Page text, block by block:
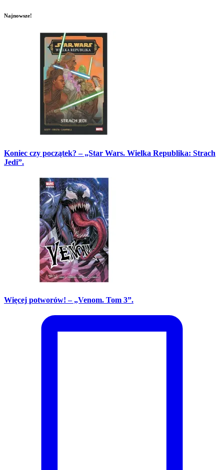
Najnowsze!
Koniec czy początek? – „Star Wars. Wielka Republika: Strach
Jedi”.
Więcej potworów! – „Venom. Tom 3”.